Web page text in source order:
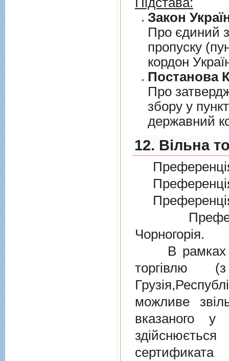
Закон
Про єдиний
пропуску
кордон
Постанова
Про
збору у
державний
12. Вільна
Чорногорія.
В рамках
торгiвлю
можливе
вказаного у